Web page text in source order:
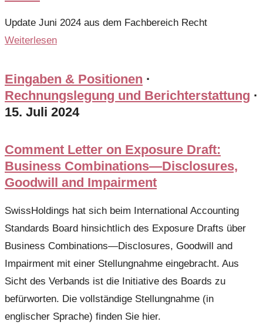
Update Juni 2024 aus dem Fachbereich Recht
Weiterlesen
Eingaben & Positionen ·
Rechnungslegung und Berichterstattung ·
15. Juli 2024
Comment Letter on Exposure Draft:
Business Combinations—Disclosures,
Goodwill and Impairment
SwissHoldings hat sich beim International Accounting
Standards Board hinsichtlich des Exposure Drafts über
Business Combinations—Disclosures, Goodwill and
Impairment mit einer Stellungnahme eingebracht. Aus
Sicht des Verbands ist die Initiative des Boards zu
befürworten. Die vollständige Stellungnahme (in
englischer Sprache) finden Sie hier.